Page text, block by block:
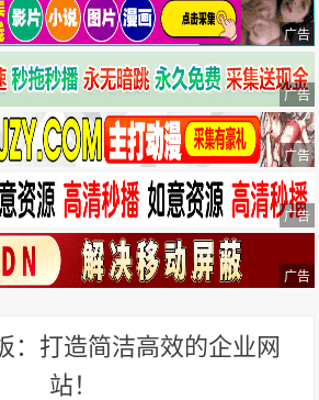
广告
广告
广告
广告
广告
：打造简洁高效的企业网
站！